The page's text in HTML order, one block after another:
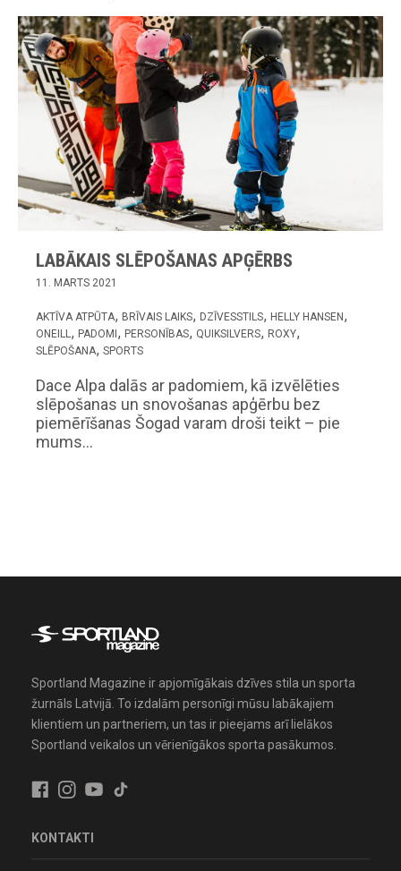
LABĀKAIS SLĒPOŠANAS APĢĒRBS
11. MARTS 2021
AKTĪVA ATPŪTA BRĪVAIS LAIKS DZĪVESSTILS
HELLY HANSEN
ONEILL
PADOMI PERSONĪBAS QUIKSILVERS
ROXY
SLĒPOŠANA SPORTS
Dace Alpa dalās ar padomiem, kā izvēlēties
slēpošanas un snovošanas apģērbu bez
piemērīšanas Šogad varam droši teikt – pie
mums…
Sportland Magazine ir apjomīgākais dzīves stila un sporta
žurnāls Latvijā. To izdalām personīgi mūsu labākajiem
klientiem un partneriem, un tas ir pieejams arī lielākos
Sportland veikalos un vērienīgākos sporta pasākumos.
KONTAKTI